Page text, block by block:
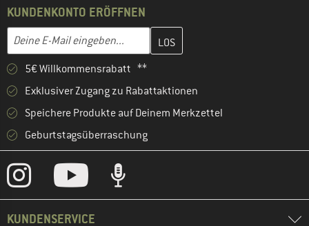
KUNDENKONTO ERÖFFNEN
E-Mail-Adresse
Gib hier deine E-Mail-Adresse ein und erstelle im nächsten
5€ Willkommensrabatt **
Exklusiver Zugang zu Rabattaktionen
Speichere Produkte auf Deinem Merkzettel
Geburtstagsüberraschung
KUNDENSERVICE